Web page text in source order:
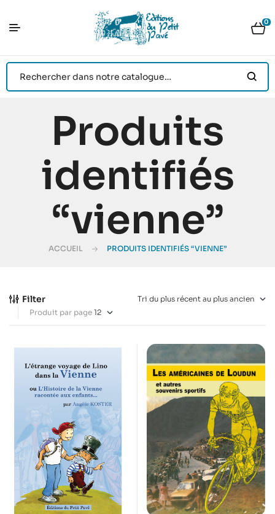
0
Produits
identifiés
“vienne”
ACCUEIL PRODUITS IDENTIFIÉS “VIENNE”
Filter
Produit par page